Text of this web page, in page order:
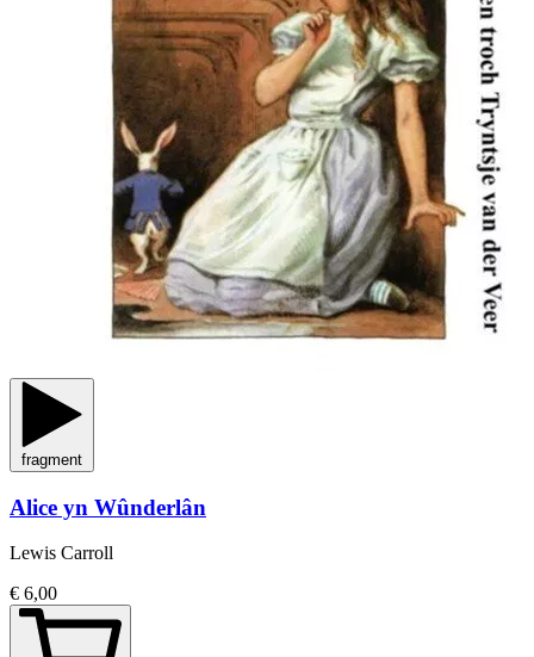
fragment
Alice yn Wûnderlân
Lewis Carroll
€ 6,00